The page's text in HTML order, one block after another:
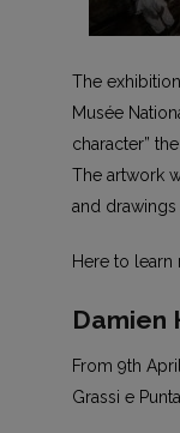
The
Musée
character”
The artwork
and
Here to learn
Damien
From 9th
Grassi e